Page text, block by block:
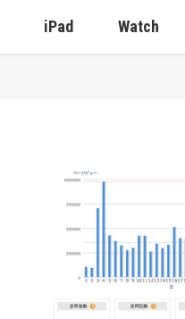
iPad Watch